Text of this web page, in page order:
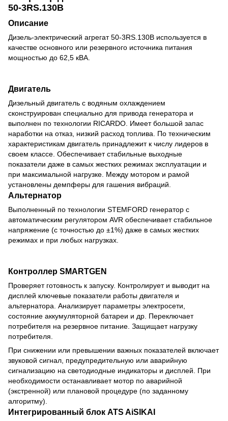
50-3RS.130B
Описание
Дизель-электрический агрегат 50-3RS.130B используется в
качестве основного или резервного источника питания
мощностью до 62,5 кВА.
Двигатель
Дизельный двигатель с водяным охлаждением
сконструирован специально для привода генератора и
выполнен по технологии RICARDO. Имеет большой запас
наработки на отказ, низкий расход топлива. По техническим
характеристикам двигатель принадлежит к числу лидеров в
своем классе. Обеспечивает стабильные выходные
показатели даже в самых жестких режимах эксплуатации и
при максимальной нагрузке. Между мотором и рамой
установлены демпферы для гашения вибраций.
Альтернатор
Выполненный по технологии STEMFORD генератор с
автоматическим регулятором AVR обеспечивает стабильное
напряжение (с точностью до ±1%) даже в самых жестких
режимах и при любых нагрузках.
Контроллер SMARTGEN
Проверяет готовность к запуску. Контролирует и выводит на
дисплей ключевые показатели работы двигателя и
альтернатора. Анализирует параметры электросети,
состояние аккумуляторной батареи и др. Переключает
потребителя на резервное питание. Защищает нагрузку
потребителя.
При снижении или превышении важных показателей включает
звуковой сигнал, предупредительную или аварийную
сигнализацию на светодиодные индикаторы и дисплей. При
необходимости останавливает мотор по аварийной
(экстренной) или плановой процедуре (по заданному
алгоритму).
Интегрированный блок ATS AiSIKAI